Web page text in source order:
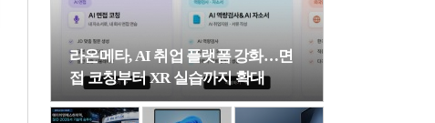
라온메타, AI 취업 플랫폼 강화…면
접 코칭부터 XR 실습까지 확대